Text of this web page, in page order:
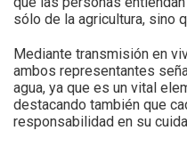
sólo de la agricultura, sino
Mediante transmisión en
ambos representantes
agua, ya que es un vital
destacando también que
responsabilidad en su